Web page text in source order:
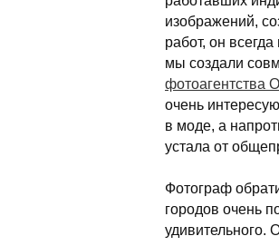
изображений,
работ, он
мы создали
фотоагентства
очень
в моде, а
устала от
Фотограф
городов очень
удивительного.